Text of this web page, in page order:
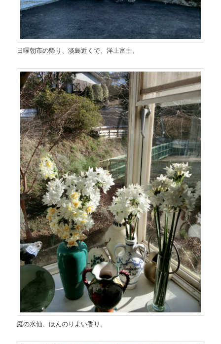
日曜朝市の帰り、淡島近くで、洋上富士。
庭の水仙、ほんのりよい香り。